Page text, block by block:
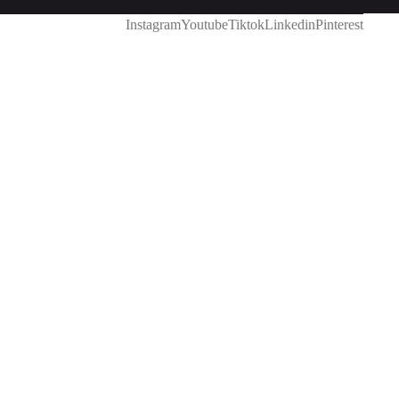
InstagramYoutubeTiktokLinkedinPinterest